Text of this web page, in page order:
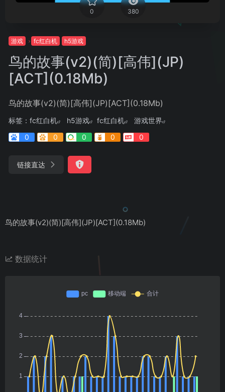
0 380
游戏 fc红白机 h5游戏
鸟的故事(v2)(简)[高伟](JP)
[ACT](0.18Mb)
鸟的故事(v2)(简)[高伟](JP)[ACT](0.18Mb)
标签： fc红白机 h5游戏 fc红白机
游戏世界
0
0 0 0 0
链接直达
鸟的故事(v2)(简)[高伟](JP)[ACT](0.18Mb)
数据统计